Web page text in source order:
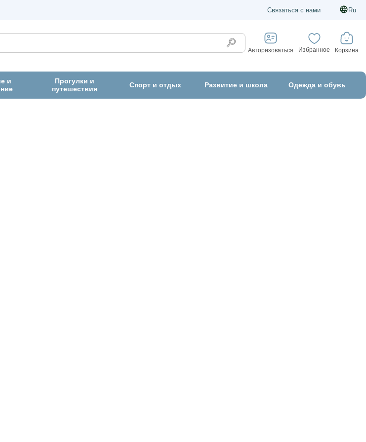
Связаться с нами Ru
Авторизоваться Избранное Корзина
и
Прогулки и
путешествия
Спорт и отдых Развитие и школа Одежда и обувь